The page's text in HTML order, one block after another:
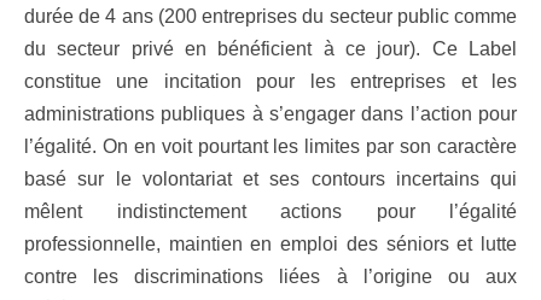
durée de 4 ans (200 entreprises du secteur public comme
du secteur privé en bénéficient à ce jour). Ce Label
constitue une incitation pour les entreprises et les
administrations publiques à s’engager dans l’action pour
l’égalité. On en voit pourtant les limites par son caractère
basé sur le volontariat et ses contours incertains qui
mêlent indistinctement actions pour l’égalité
professionnelle, maintien en emploi des séniors et lutte
contre les discriminations liées à l’origine ou aux